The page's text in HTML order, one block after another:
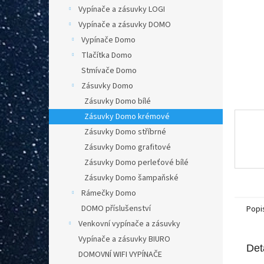
n
e
l
Vypínače a zásuvky LOGI
Vypínače a zásuvky DOMO
Vypínače Domo
Tlačítka Domo
Stmívače Domo
Zásuvky Domo
Zásuvky Domo bílé
Zásuvky Domo krémové
Zásuvky Domo stříbrné
Zásuvky Domo grafitové
Zásuvky Domo perleťové bílé
Zásuvky Domo šampaňské
Rámečky Domo
DOMO příslušenství
Venkovní vypínače a zásuvky
Vypínače a zásuvky BIURO
DOMOVNÍ WIFI VYPÍNAČE